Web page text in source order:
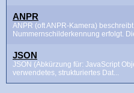
ANPR
ANPR (oft ANPR-Kamera)
Nummernschilderkennung erfolgt.
JSON
JSON (Abkürzung für: JavaScript
verwendetes, strukturiertes Dat...